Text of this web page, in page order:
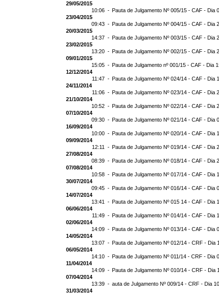
29/05/2015
10:06 - Pauta de Julgamento Nº 005/15 - CAF - Dia
23/04/2015
09:43 - Pauta de Julgamento Nº 004/15 - CAF - Dia
20/03/2015
14:37 - Pauta de Julgamento Nº 003/15 - CAF - Dia
23/02/2015
13:20 - Pauta de Julgamento Nº 002/15 - CAF - Dia
09/01/2015
15:05 - Pauta de Julgamento nº 001/15 - CAF - Dia
12/12/2014
11:47 - Pauta de Julgamento Nº 024/14 - CAF - Dia
24/11/2014
11:06 - Pauta de Julgamento Nº 023/14 - CAF - Dia
21/10/2014
10:52 - Pauta de Julgamento Nº 022/14 - CAF - Dia
07/10/2014
09:30 - Pauta de Julgamento Nº 021/14 - CAF - Dia
16/09/2014
10:00 - Pauta de Julgamento Nº 020/14 - CAF - Dia
09/09/2014
12:11 - Pauta de Julgamento Nº 019/14 - CAF - Dia
27/08/2014
08:39 - Pauta de Julgamento Nº 018/14 - CAF - Dia
07/08/2014
10:58 - Pauta de Julgamento Nº 017/14 - CAF - Dia
30/07/2014
09:45 - Pauta de Julgamento Nº 016/14 - CAF - Dia
14/07/2014
13:41 - Pauta de Julgamento Nº 015 14 - CAF - Dia
06/06/2014
11:49 - Pauta de Julgamento Nº 014/14 - CAF - Dia
02/06/2014
14:09 - Pauta de Julgamento Nº 013/14 - CAF - Dia
14/05/2014
13:07 - Pauta de Julgamento Nº 012/14 - CRF - Dia
06/05/2014
14:10 - Pauta de Julgamento Nº 011/14 - CRF - Dia
11/04/2014
14:09 - Pauta de Julgamento Nº 010/14 - CRF - Dia
07/04/2014
13:39 - auta de Julgamento Nº 009/14 - CRF - Dia
31/03/2014